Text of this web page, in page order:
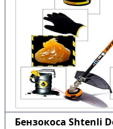
Бензокоса Shtenli